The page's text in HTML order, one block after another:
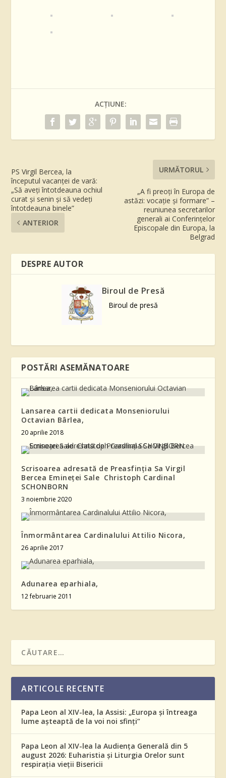
ACȚIUNE:
PS Virgil Bercea, la
începutul vacanței de vară:
„Să aveți întotdeauna ochiul
curat și senin și să vedeți
întotdeauna binele”
ANTERIOR
URMĂTORUL
„A fi preoți în Europa de
astăzi: vocație și formare” –
reuniunea secretarilor
generali ai Conferințelor
Episcopale din Europa, la
Belgrad
DESPRE AUTOR
Biroul de Presă
Biroul de presă
POSTĂRI ASEMĂNATOARE
Lansarea cartii dedicata Monseniorului
Octavian Bârlea,
20 aprilie 2018
Scrisoarea adresată de Preasfinția Sa Virgil
Bercea Emineței Sale Christoph Cardinal
SCHONBORN
3 noiembrie 2020
Înmormântarea Cardinalului Attilio Nicora,
26 aprilie 2017
Adunarea eparhiala,
12 februarie 2011
ARTICOLE RECENTE
Papa Leon al XIV-lea, la Assisi: „Europa și întreaga
lume așteaptă de la voi noi sfinți”
Papa Leon al XIV-lea la Audiența Generală din 5
august 2026: Euharistia și Liturgia Orelor sunt
respirația vieții Bisericii